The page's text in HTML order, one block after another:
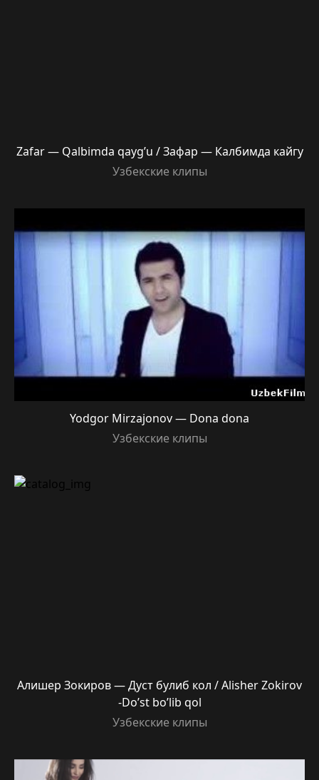
Zafar — Qalbimda qayg’u / Зафар — Калбимда кайгу
Узбекские клипы
Yodgor Mirzajonov — Dona dona
Узбекские клипы
Алишер Зокиров — Дуст булиб кол / Alisher Zokirov
-Do’st bo’lib qol
Узбекские клипы